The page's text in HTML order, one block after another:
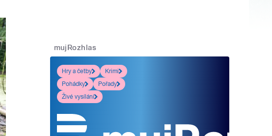
mujRozhlas
Hry a četby
Krimi
Pohádky
Pořady
Živé vysílání